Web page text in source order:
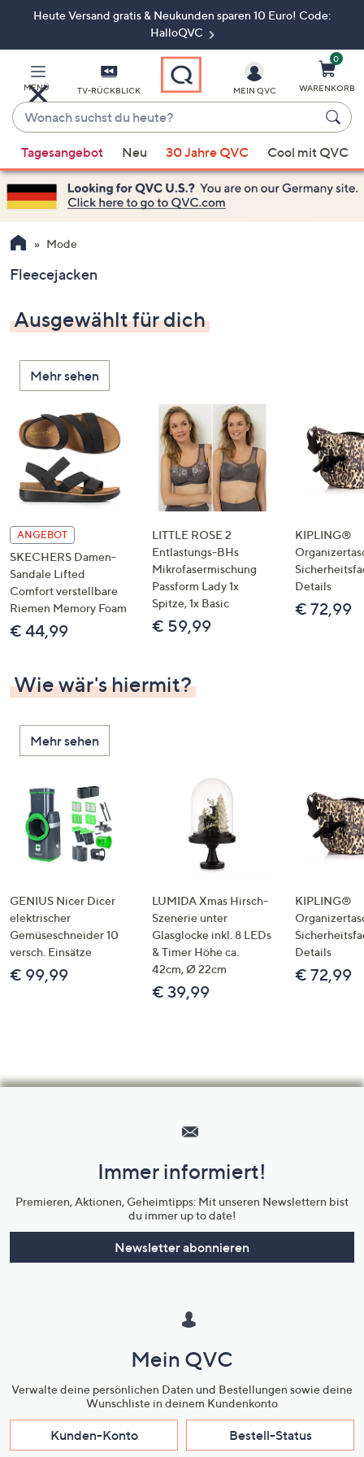
ZumHeute Versand gratis & Neukunden sparen 10 Euro! Code:
HalloQVC
MENÜ TV-RÜCKBLICK
Wonach
suchst
du
heute?
Vorschläge
verfügbar
sind,
verwenden
Sie
Pfeiltasten
oben
und
nach
unten
oder
wischen
Sie
Touch-
Geräten
links
bzw.
rechts,
um
diese
anzuzeigen.
MEIN QVC
0
WARENKORB
Tagesangebot Neu 30 Jahre QVC Cool mit QVC
Mode
Fleecejacken
Ausgewählt für dich
Mehr sehen
ANGEBOT
SKECHERS Damen-
Sandale Lifted
Comfort verstellbare
Riemen Memory Foam
€ 44,99
LITTLE ROSE 2
Entlastungs-BHs
Mikrofasermischung
Passform Lady 1x
Spitze, 1x Basic
€ 59,99
KIPLING®
Details
€ 72,99
Wie wär's hiermit?
Mehr sehen
GENIUS Nicer Dicer
elektrischer
Gemüseschneider 10
versch. Einsätze
€ 99,99
LUMIDA Xmas Hirsch-
Szenerie unter
Glasglocke inkl. 8 LEDs
& Timer Höhe ca.
42cm, Ø 22cm
€ 39,99
KIPLING®
Details
€ 72,99
Unternehmensinformationen
Immer informiert!
Premieren, Aktionen, Geheimtipps: Mit unseren Newslettern bist
du immer up to date!
Newsletter abonnieren
Mein QVC
Verwalte deine persönlichen Daten und Bestellungen sowie deine
Wunschliste in deinem Kundenkonto
Kunden-Konto Bestell-Status